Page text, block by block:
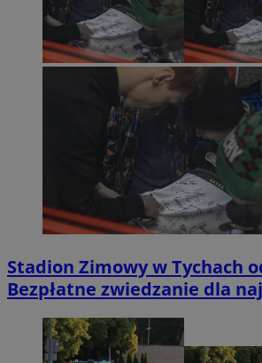
Stadion Zimowy w Tychach
Bezpłatne zwiedzanie dla